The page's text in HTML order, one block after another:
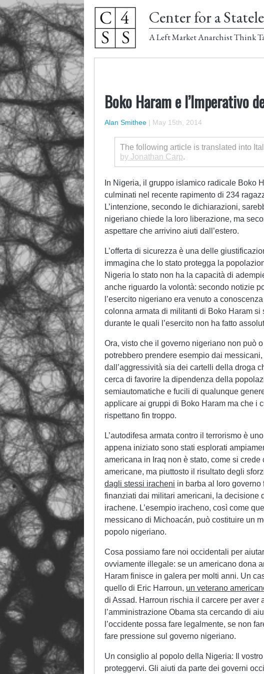
Center for a
A Left Market Anarchist Think
Boko Haram e l’Imperativo
Alan Smithee | May 15th, 2014
The following article is translated into
by Jonathan Carp.
In Nigeria, il gruppo islamico radicale Boko
culminati nel recente rapimento di 234
L’intenzione, secondo le dichiarazioni,
nigeriano chiede la loro liberazione, ma
aspettare che arrivino aiuti dall’estero.
L’offerta di sicurezza è una delle
immagina che lo stato protegga la
Nigeria lo stato non ha la capacità di
anche riguardo la volontà: secondo notizie
l’esercito nigeriano era venuto a
colonna armata di militanti di Boko Haram
durante le quali l’esercito non ha fatto
Ora, visto che il governo nigeriano non può
potrebbero prendere esempio dai
dall’aggressività sia dei cartelli della droga
cerca di favorire la dipendenza della
semiautomatiche e fucili di qualunque
applicare ai gruppi di Boko Haram ma che i
rispettano fin troppo.
L’autodifesa armata contro il terrorismo è
appena iniziato sono stati esplorati
americana in Iraq non è stato, come si
americane, ma piuttosto il risultato degli
dagli stessi iracheni in barba al loro
finanziati dai militari americani, la decisione
irachene. L’esempio iracheno, così come
messicano di Michoacán, può costituire un
popolo nigeriano.
Cosa possiamo fare noi occidentali per
ovviamente illegale: se un americano dona
Haram finisce in galera per molti anni. Un
quello di Eric Harroun, un veterano
di Assad. Harroun rischia il carcere per
l’amministrazione Obama sta cercando di
l’occidente possa fare legalmente, se non
fare pressione sul governo nigeriano.
Un consiglio al popolo della Nigeria: Il
proteggervi. Gli aiuti da parte dei governi